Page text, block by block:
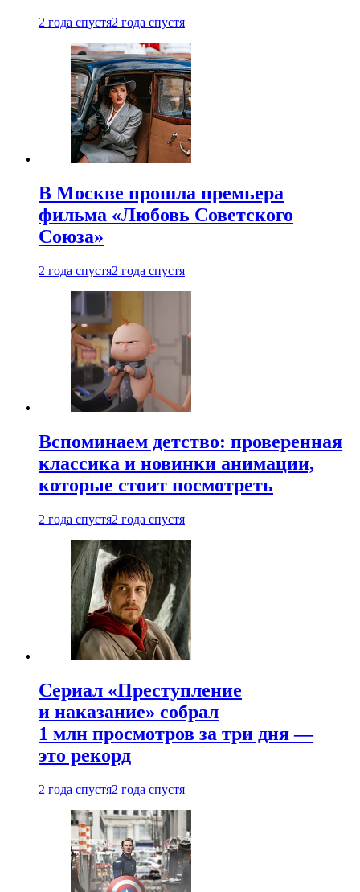
2 года спустя2 года спустя
В Москве прошла премьера
фильма «Любовь Советского
Союза»
2 года спустя2 года спустя
Вспоминаем детство: проверенная
классика и новинки анимации,
которые стоит посмотреть
2 года спустя2 года спустя
Сериал «Преступление
и наказание» собрал
1 млн просмотров за три дня —
это рекорд
2 года спустя2 года спустя